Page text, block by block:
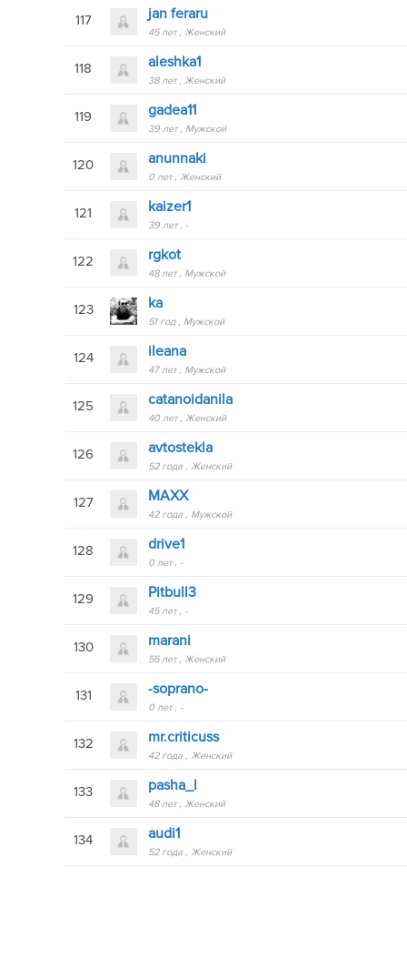
117 jan ferаru
45 лет Женский
118 aleshka1
38 лет Женский
119 gadea11
39 лет Мужской
120 anunnaki
0 лет Женский
121 kaizer1
39 лет -
122 rgkot
48 лет Мужской
123 ka
51 год Мужской
124 ileana
47 лет Мужской
125 catanoidanila
40 лет Женский
126 avtostekla
52 года Женский
127 MAXX
42 года Мужской
128 drive1
0 лет -
129 Pitbull3
45 лет -
130 marani
55 лет Женский
131 -soprano-
0 лет -
132 mr.criticuss
42 года Женский
133 pasha_l
48 лет Женский
134 audi1
52 года Женский